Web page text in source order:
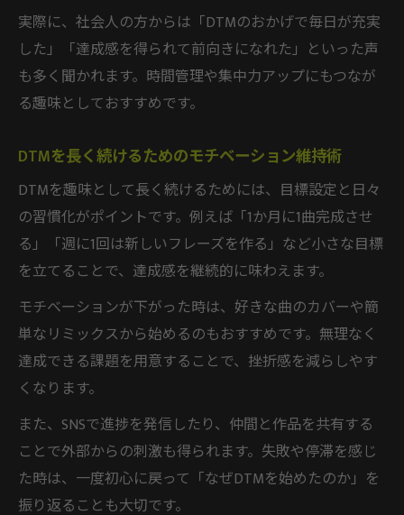
実際に、社会人の方からは「DTMのおかげで毎日が充実
した」「達成感を得られて前向きになれた」といった声
も多く聞かれます。時間管理や集中力アップにもつなが
る趣味としておすすめです。
DTMを長く続けるためのモチベーション維持術
DTMを趣味として長く続けるためには、目標設定と日々
の習慣化がポイントです。例えば「1か月に1曲完成させ
る」「週に1回は新しいフレーズを作る」など小さな目標
を立てることで、達成感を継続的に味わえます。
モチベーションが下がった時は、好きな曲のカバーや簡
単なリミックスから始めるのもおすすめです。無理なく
達成できる課題を用意することで、挫折感を減らしやす
くなります。
また、SNSで進捗を発信したり、仲間と作品を共有する
ことで外部からの刺激も得られます。失敗や停滞を感じ
た時は、一度初心に戻って「なぜDTMを始めたのか」を
振り返ることも大切です。